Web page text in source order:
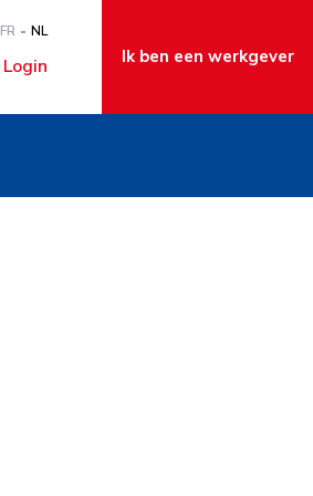
FR NL
Login Ik ben een werkgever